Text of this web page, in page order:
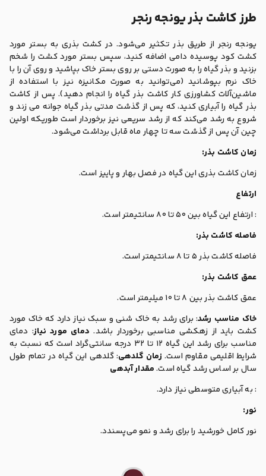
طرز کاشت بذر یونجه رنجر
یونجه رنجر از طریق بذر تکثیر می‌شود. در کشت بذری به بستر مورد
کشت کود پوسیده دامی اضافه کنید، سپس بستر مورد کشت را شخم
بزنید و بذر گیاه را به صورت دستی بر روی بستر خاک بپاشید و روی آن را با
خاک نرم بپوشانید (می‌توانید به صورت مکانیزه نیز با استفاده از
ماشین‌آلات کشاورزی کار کاشت بذر گیاه را انجام دهید). پس از کاشت
بذر گیاه را آبیاری کنید، که پس از گذشت مدتی بذر گیاه جوانه می زند و
شروع به رشد می‌کند که از رشد سریعی نیز برخوردار است طوریکه اولین
چین آن پس از گذشت سه تا چهار ماه قابل برداشت می‌شود.
زمان کاشت بذر:
زمان کاشت بذری این گیاه در فصل بهار و پاییز است.
ارتفاع
: ارتفاع این گیاه بین 50 تا 80 سانتیمتر است.
فاصله کاشت بذر:
فاصله کاشت بذر 5 تا 8 سانتیمتر است.
عمق کاشت بذر:
عمق کاشت بذر بین 8 تا 10 میلیمتر است.
خاک مناسب رشد: برای رشد به خاک شنی و سبک نیاز دارد که خاک مورد
کشت باید از زهکشی مناسبی برخوردار باشد. دمای مورد نیاز: دمای
مناسب برای رشد این گیاه 12 تا 32 درجه سانتی‌گراد است که نسبت به
شرایط اقلیمی مقاوم است. زمان گلدهی: گلدهی این گیاه در تمام طول
سال بر اساس رشد گیاه است.مقدار آبدهی
: به آبیاری متوسطی نیاز دارد.
نور:
نور کامل خورشید را برای رشد و نمو می‌پسندد.